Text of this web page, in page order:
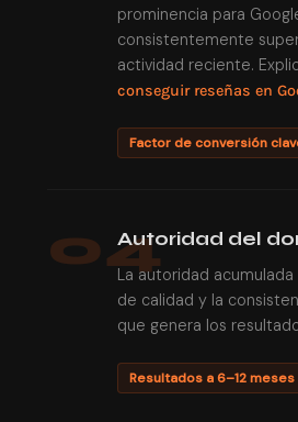
prominencia para
consistentemente
actividad reciente.
conseguir reseñas en
Factor de conversión
04Autoridad del
La autoridad
de calidad y la
que genera los
Resultados a 6–12 meses